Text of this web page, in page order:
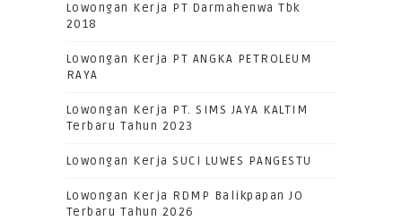
Lowongan Kerja PT Darmahenwa Tbk
2018
Lowongan Kerja PT ANGKA PETROLEUM
RAYA
Lowongan Kerja PT. SIMS JAYA KALTIM
Terbaru Tahun 2023
Lowongan Kerja SUCI LUWES PANGESTU
Lowongan Kerja RDMP Balikpapan JO
Terbaru Tahun 2026